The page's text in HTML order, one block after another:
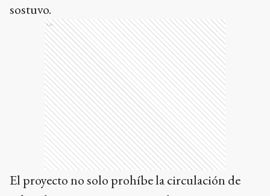
sostuvo.
Ads
El proyecto no solo prohíbe la circulación de